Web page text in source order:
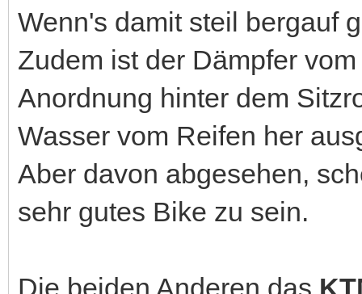
Wenn's damit steil bergauf
Zudem ist der Dämpfer
Anordnung hinter dem
Wasser vom Reifen her
Aber davon abgesehen,
sehr gutes Bike zu sein.
Die beiden Anderen das